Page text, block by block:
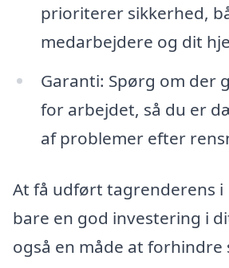
prioriterer sikkerhed,
medarbejdere og dit
Garanti: Spørg om der
for arbejdet, så du er
af problemer efter
At få udført tagrenderens i
bare en god investering i
også en måde at forhindre